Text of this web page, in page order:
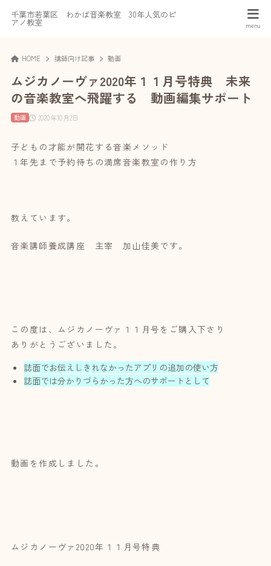
千葉市若葉区 わかば音楽教室 30年人気のピ
アノ教室
HOME 講師向け記事 動画
ムジカノーヴァ2020年１１月号特典 未来
の音楽教室へ飛躍する 動画編集サポート
2020年10月2日
動画
子どもの才能が開花する音楽メソッド
１年先まで予約待ちの満席音楽教室の作り方
教えています。
音楽講師養成講座 主宰 加山佳美です。
この度は、ムジカノーヴァ１１月号をご購入下さり
ありがとうございました。
誌面でお伝えしきれなかったアプリの追加の使い方
誌面では分かりづらかった方へのサポートとして
動画を作成しました。
ムジカノーヴァ2020年１１月号特典